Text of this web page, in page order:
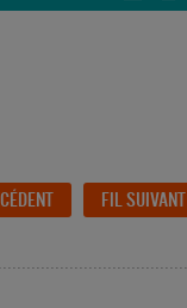
FIL SUIVANT